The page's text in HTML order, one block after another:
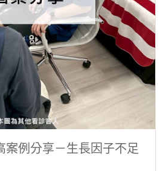
案例分享－生長因子不足